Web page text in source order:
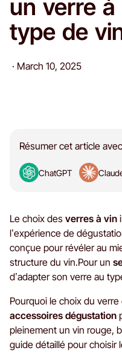
un verre
type de
· March 10, 2025
Résumer cet article avec
ChatGPT
Le choix des verres à vin
l’expérience de
conçue pour révéler au
structure du vin.Pour un
d’adapter son verre au
Pourquoi le choix du
accessoires dégustation
pleinement un vin rouge,
guide détaillé pour choisir